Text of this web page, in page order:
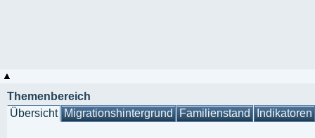
Themenbereich
Übersicht Migrationshintergrund Familienstand Indikatoren